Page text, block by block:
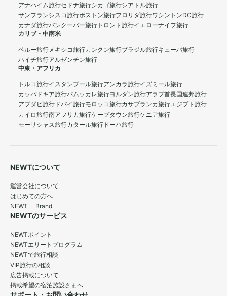
アナハイム旅行セドナ旅行シカゴ旅行シアトル旅行
サンフランシスコ旅行ボストン旅行フロリダ旅行ワシントンDC旅行
カナダ旅行バンクーバー旅行 トロント旅行イエローナイフ旅行
カリブ・中南米
ペルー旅行メキシコ旅行カンクン旅行ブラジル旅行キューバ旅行
ハイチ旅行アルゼンチン旅行
中東・アフリカ
トルコ旅行イスタンブール旅行アンカラ旅行イズミール旅行
カッパドキア旅行パムッカレ旅行ヨルダン旅行アラブ首長国連邦旅行
アブダビ旅行 ドバイ旅行モロッコ旅行カサブランカ旅行エジプト旅行
カイロ旅行南アフリカ旅行ケープタウン旅行ケニア旅行
モーリシャス旅行カタール旅行 ドーハ旅行
NEWTについて
運営会社について
はじめての方へ
NEWT Brand
NEWTのサービス
NEWTポイント
NEWTエリートプログラム
NEWTで旅行相談
VIP旅行の相談
広告掲載について
掲載希望の宿泊施設さまへ